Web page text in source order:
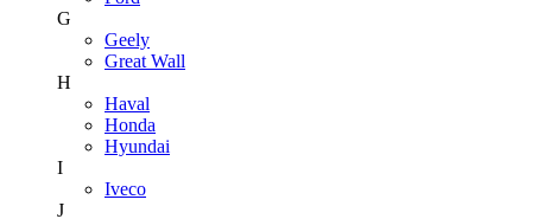
G
Geely
Great Wall
H
Haval
Honda
Hyundai
I
Iveco
J